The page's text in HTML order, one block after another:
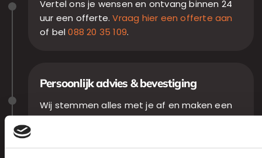
Vertel ons je wensen en ontvang binnen 24
uur een offerte.Vraag hier een offerte aan
of bel088 20 35 109.
Persoonlijk advies & bevestiging
Wij stemmen alles met je af en maken een
duidelijk voorstel.